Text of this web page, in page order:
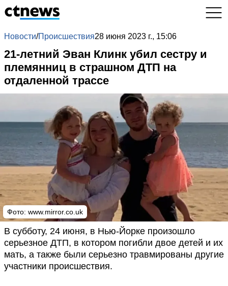
Новости/Происшествия28 июня 2023 г., 15:06
21-летний Эван Клинк убил сестру и
племянниц в страшном ДТП на
отдаленной трассе
Фото: www.mirror.co.uk
В субботу, 24 июня, в Нью-Йорке произошло
серьезное ДТП, в котором погибли двое детей и их
мать, а также были серьезно травмированы другие
участники происшествия.